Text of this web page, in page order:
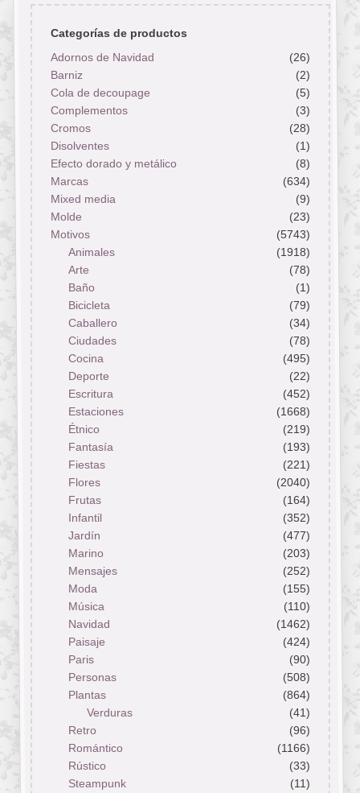
Categorías de productos
Adornos de Navidad
(26)
Barniz
(2)
Cola de decoupage
(5)
Complementos
(3)
Cromos
(28)
Disolventes
(1)
Efecto dorado y metálico
(8)
Marcas
(634)
Mixed media
(9)
Molde
(23)
Motivos
(5743)
Animales
(1918)
Arte
(78)
Baño
(1)
Bicicleta
(79)
Caballero
(34)
Ciudades
(78)
Cocina
(495)
Deporte
(22)
Escritura
(452)
Estaciones
(1668)
Étnico
(219)
Fantasía
(193)
Fiestas
(221)
Flores
(2040)
Frutas
(164)
Infantil
(352)
Jardín
(477)
Marino
(203)
Mensajes
(252)
Moda
(155)
Música
(110)
Navidad
(1462)
Paisaje
(424)
Paris
(90)
Personas
(508)
Plantas
(864)
Verduras
(41)
Retro
(96)
Romántico
(1166)
Rústico
(33)
Steampunk
(11)